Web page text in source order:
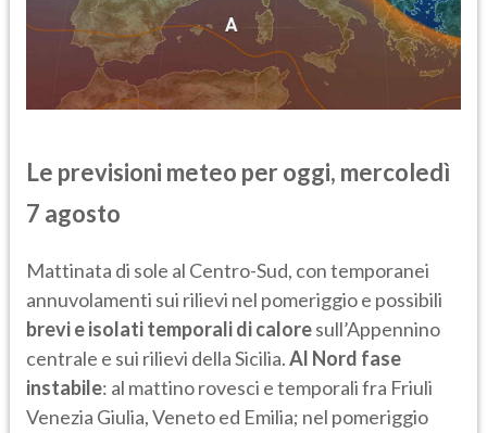
Le previsioni meteo per oggi, mercoledì
7 agosto
Mattinata di sole al Centro-Sud, con temporanei
annuvolamenti sui rilievi nel pomeriggio e possibili
brevi e isolati temporali di caloresull’Appennino
centrale e sui rilievi della Sicilia.Al Nord fase
instabile: al mattino rovesci e temporali fra Friuli
Venezia Giulia, Veneto ed Emilia; nel pomeriggio